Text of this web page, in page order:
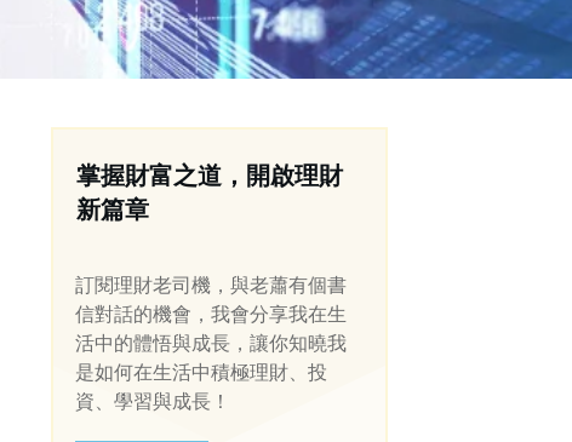
掌握財富之道，開啟理財
新篇章
訂閱理財老司機，與老蕭有個書
信對話的機會，我會分享我在生
活中的體悟與成長，讓你知曉我
是如何在生活中積極理財、投
資、學習與成長！